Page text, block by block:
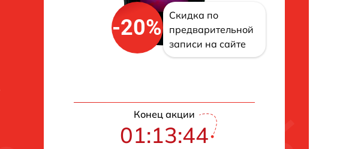
-20%
Скидка по
предварительной
записи на сайте
Конец акции
01:13:43